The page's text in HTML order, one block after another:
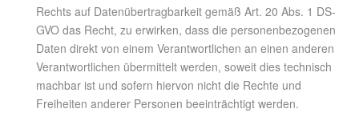
Rechts auf Datenübertragbarkeit gemäß Art. 20 Abs. 1 DS-
GVO das Recht, zu erwirken, dass die personenbezogenen
Daten direkt von einem Verantwortlichen an einen anderen
Verantwortlichen übermittelt werden, soweit dies technisch
machbar ist und sofern hiervon nicht die Rechte und
Freiheiten anderer Personen beeinträchtigt werden.